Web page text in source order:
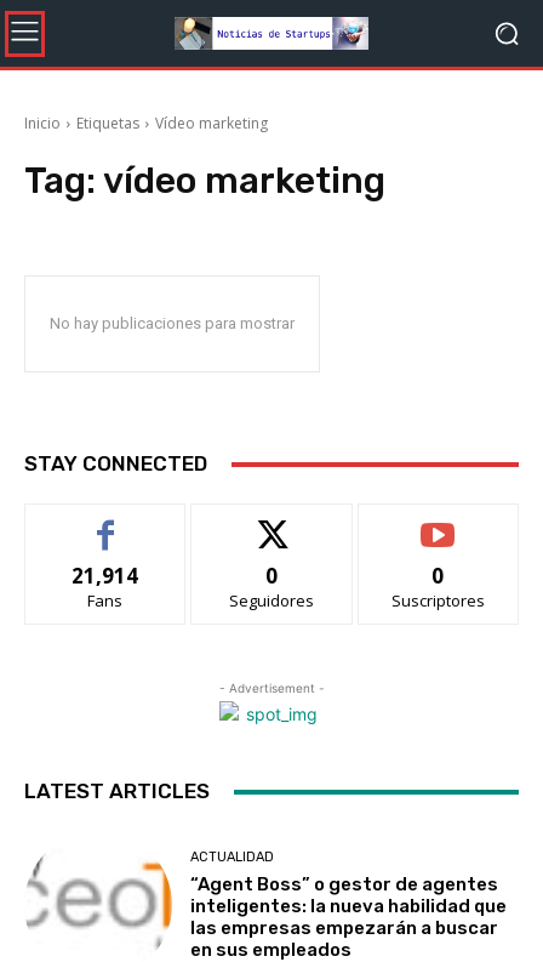
Inicio Etiquetas Vídeo marketing
Tag: vídeo marketing
No hay publicaciones para mostrar
STAY CONNECTED
21,914
Fans
0
Seguidores
0
Suscriptores
- Advertisement -
LATEST ARTICLES
ACTUALIDAD
“Agent Boss” o gestor de agentes
inteligentes: la nueva habilidad que
las empresas empezarán a buscar
en sus empleados